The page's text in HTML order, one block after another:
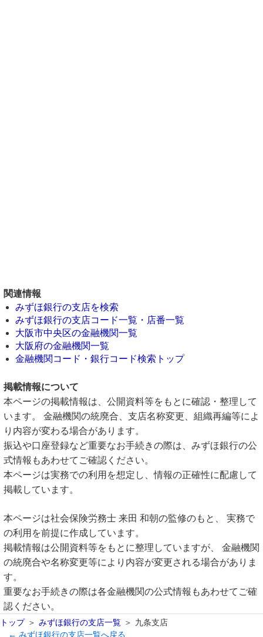
関連情報
みずほ銀行の支店を検索
みずほ銀行の支店コード一覧・店番一覧
大阪市中央区の金融機関一覧
大阪府の金融機関一覧
金融機関コード・銀行コード検索トップ
掲載情報について
本ページの掲載情報は、公開資料等をもとに確認・整理して
います。 金融機関の統廃合、支店名称変更、組織再編等によ
り内容が変わる場合があります。
振込や口座登録など重要なお手続きの際は、みずほ銀行の公
式情報もあわせてご確認ください。
本ページは実務での利用を想定し、情報の正確性に配慮して
掲載しています。
本ページは社会保険労務士 来田 和朝の監修のもと、 実務で
の利用を前提に作成しています。
掲載情報は公開資料等をもとに整理していますが、 金融機関
の統廃合や名称変更等により内容が変更される場合がありま
す。
重要なお手続きの際は各金融機関の公式情報もあわせてご確
認ください。
トップ みずほ銀行の支店一覧
九条支店
← みずほ銀行の支店一覧へ戻る